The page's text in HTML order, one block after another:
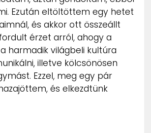
Ezután eltöltöttem egy hetet
és akkor ott összeállt
érzet arról, ahogy a
harmadik világbeli kultúra
illetve kölcsönösen
Ezzel, meg egy pár
és elkezdtünk